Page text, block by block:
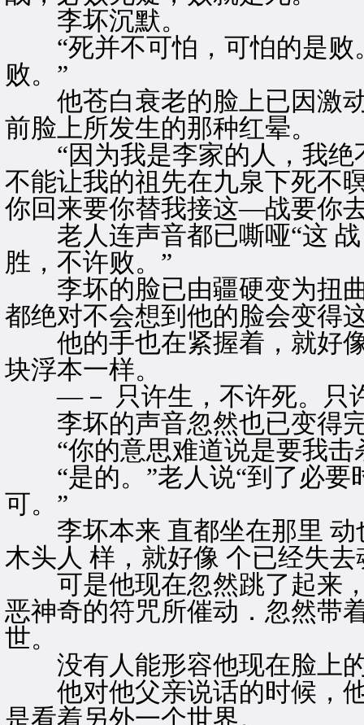
李坏沉默。
“死并不可怕，可怕的是败
败。”
他苍白衰老的脸上已因激动
前脸上所发生的那种红晕。
“因为我是李家的人，我绝
不能让我的祖先在九泉下死不
你回来要你替我接这—战要你
老人连声音都已嘶哑“这 战
胜，不许败。”
李坏的脸已由疆硬变为扭曲
都绝对不会想到他的脸会变得
他的手也在紧握着，就好像
块浮本一样。
—－ 只许生，不许死。只
李坏的声音忽然也已变得
“你的意思难道说是要我击
“是的。”老人说“到了必要
可。”
李坏本来 直都坐在那里 动
木头人 样，就好像 个已经失
可是他现在忽然跳了起来，
恶神奇的符咒所催动．忽然带
世。
没有人能形容他现在脸上
他对他父亲说话的时候，他
是看着另外一个世界。